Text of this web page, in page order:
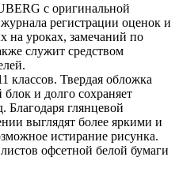
с оригинальной
регистрации оценок и
на уроках, замечаний по
служит средством
классов. Твердая обложка
и долго сохраняет
глянцевой
выглядят более яркими и
истирание рисунка.
офсетной белой бумаги